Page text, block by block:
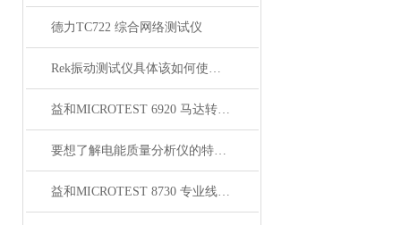
德力TC722 综合网络测试仪
Rek振动测试仪具体该如何使用你可清楚？
益和MICROTEST 6920 马达转子测试系统
要想了解电能质量分析仪的特点，不妨看看下文！
益和MICROTEST 8730 专业线材测试仪